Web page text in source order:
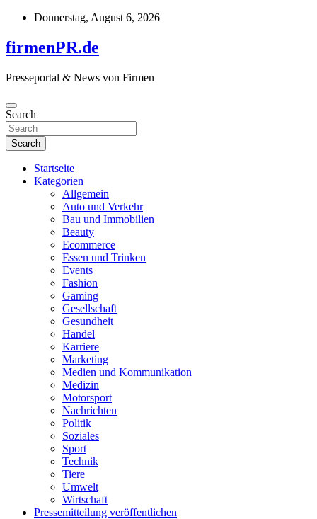
Skip
content
Donnerstag, August 6, 2026
firmenPR.de
Presseportal & News von Firmen
Search
Search
Startseite
Kategorien
Allgemein
Auto und Verkehr
Bau und Immobilien
Beauty
Ecommerce
Essen und Trinken
Events
Fashion
Gaming
Gesellschaft
Gesundheit
Handel
Karriere
Marketing
Medien und Kommunikation
Medizin
Motorsport
Nachrichten
Politik
Soziales
Sport
Technik
Tiere
Umwelt
Wirtschaft
Pressemitteilung veröffentlichen